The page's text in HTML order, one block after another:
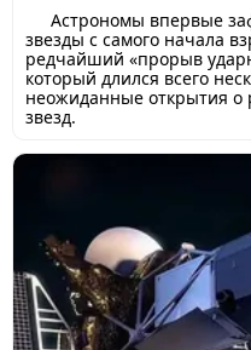
Астрономы впервые
звезды с самого начала
редчайший «прорыв
который длился всего
неожиданные открытия о
звезд.